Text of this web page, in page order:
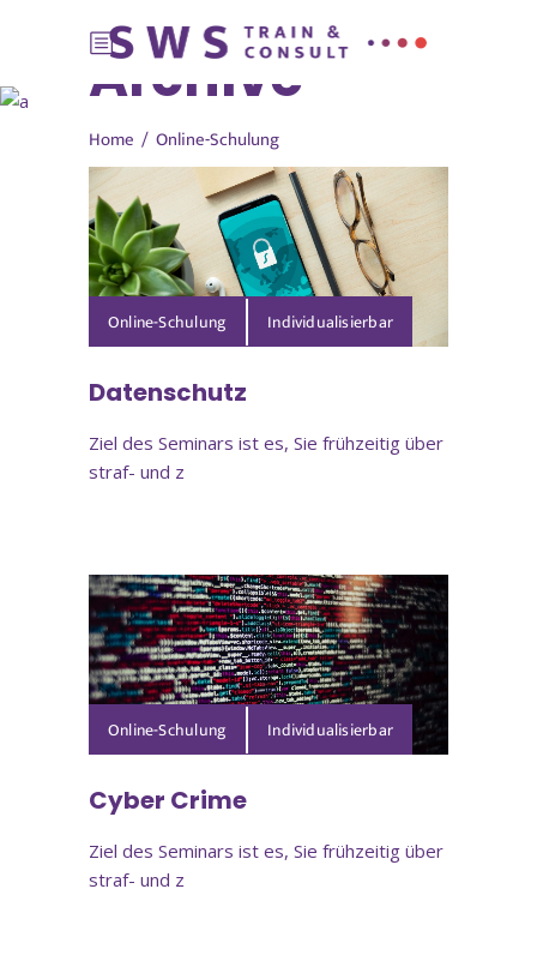
Archive
Home / Online-Schulung
Online-Schulung
Datenschutz
Ziel des Seminars ist es, Sie frühzeitig über
straf- und z
Online-Schulung
Cyber Crime
Ziel des Seminars ist es, Sie frühzeitig über
straf- und z